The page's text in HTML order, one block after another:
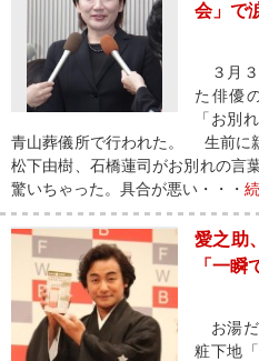
会」で
３月３
た俳優
「お別
青山葬儀所で行われた。 生前に
松下由樹、石橋蓮司がお別れの言
驚いちゃった。具合が悪い・・・
愛之助
「一瞬
お湯だ
粧下地